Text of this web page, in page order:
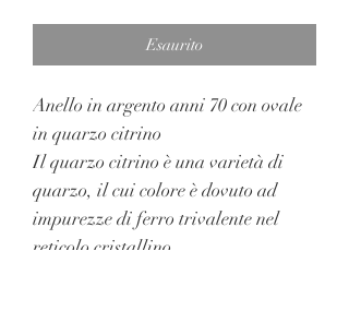
Esaurito
Anello in argento anni 70 con ovale
in quarzo citrino
Il quarzo citrino è una varietà di
quarzo, il cui colore è dovuto ad
impurezze di ferro trivalente nel
reticolo cristallino.